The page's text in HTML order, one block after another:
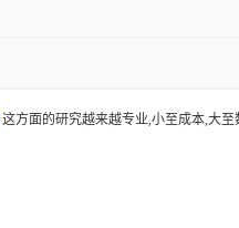
这方面的研究越来越专业,小至成本,大至